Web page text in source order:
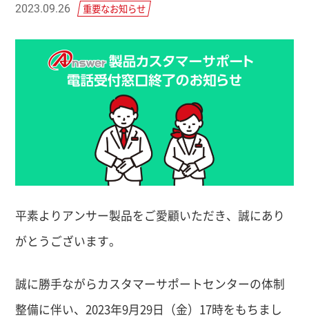
2023.09.26 重要なお知らせ
平素よりアンサー製品をご愛顧いただき、誠にあり
がとうございます。
誠に勝手ながらカスタマーサポートセンターの体制
整備に伴い、2023年9月29日（金）17時をもちまし